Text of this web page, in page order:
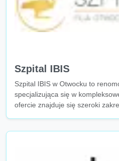
Szpital IBIS
Szpital IBIS w Otwocku to
specjalizująca się w
ofercie znajduje się szeroki